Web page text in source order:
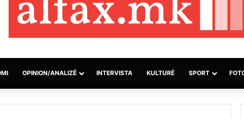
OPINION/ANALIZË INTERVISTA KULTURË SPORT